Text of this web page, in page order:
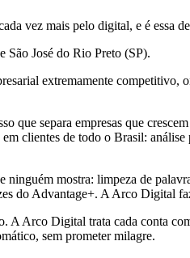
vez mais pelo digital, e é essa
São José do Rio Preto (SP).
extremamente competitivo,
que separa empresas que
clientes de todo o Brasil:
mostra: limpeza de
do Advantage+. A Arco Digital
A Arco Digital trata cada conta
sem prometer milagre.